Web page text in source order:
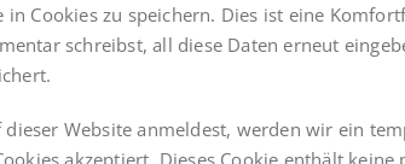
in Cookies zu speichern. Dies ist eine
schreibst, all diese Daten erneut
Website anmeldest, werden wir ein
akzeptiert. Dieses Cookie enthält keine